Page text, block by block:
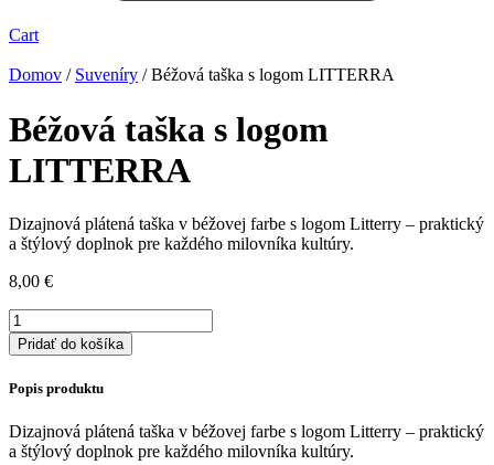
Cart
Domov / Suveníry / Béžová taška s logom LITTERRA
Béžová taška s logom
LITTERRA
Dizajnová plátená taška v béžovej farbe s logom Litterry – praktický
a štýlový doplnok pre každého milovníka kultúry.
8,00 €
množstvo
Béžová
taška
logom
Pridať do košíka
Popis produktu
Dizajnová plátená taška v béžovej farbe s logom Litterry – praktický
a štýlový doplnok pre každého milovníka kultúry.